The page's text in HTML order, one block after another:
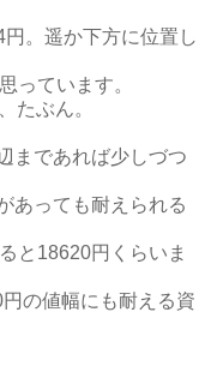
。遥か下方に位置し
っています。
たぶん。
まであれば少しづつ
あっても耐えられる
と18620円くらいま
の値幅にも耐える資